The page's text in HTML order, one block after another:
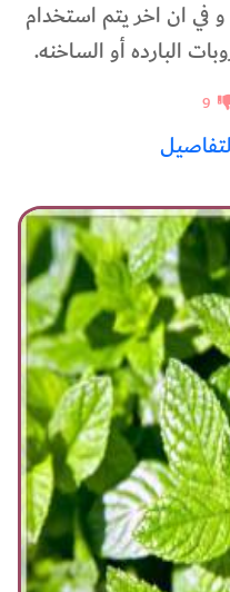
في ان اخر يتم استخدام
البارده أو الساخنه.
9